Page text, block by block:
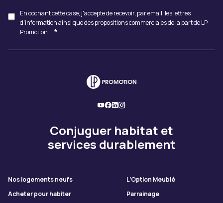
En cochant cette case, j'accepte de recevoir, par email, les lettres
d'information ainsi que des propositions commerciales de la part de LP
Promotion.
*
Conjuguer habitat et
services durablement
Nos logements neufs
L’Option Meublé
Acheter pour habiter
Parrainage